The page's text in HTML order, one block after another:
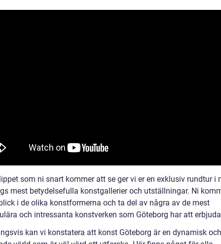
som ni snart kommer att se ger vi er en exklusiv rundtur i
mest betydelsefulla konstgallerier och utställningar. Ni
i de olika konstformerna och ta del av några av de mest
och intressanta konstverken som Göteborg har att
kan vi konstatera att konst Göteborg är en dynamisk och